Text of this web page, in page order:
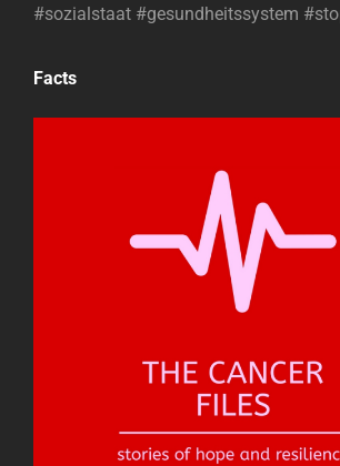
#sozialstaat #gesundheitssystem
Facts